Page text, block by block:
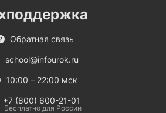
Обратная связь
school@infourok.ru
10:00 – 22:00 мск
+7 (800) 600-21-01
Бесплатно для России